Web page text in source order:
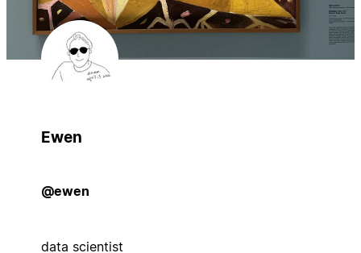
Ewen
@ewen
data scientist